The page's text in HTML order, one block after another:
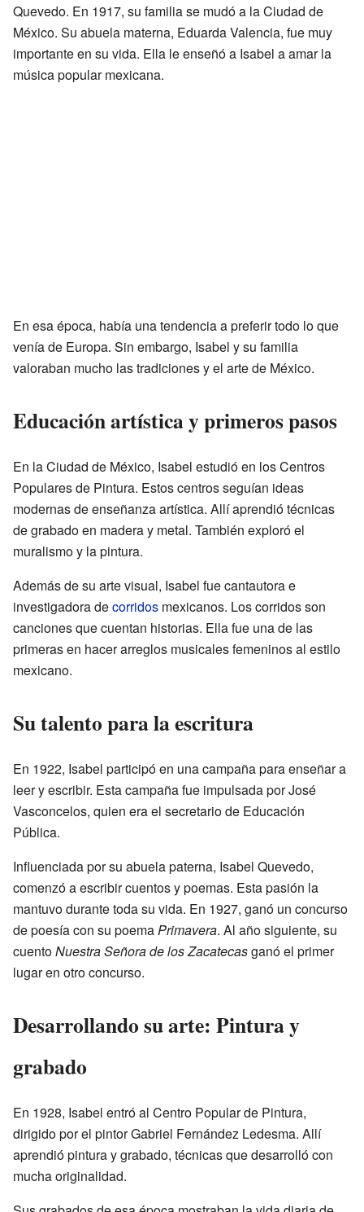
Quevedo. En 1917, su familia se mudó a la Ciudad de
México. Su abuela materna, Eduarda Valencia, fue muy
importante en su vida. Ella le enseñó a Isabel a amar la
música popular mexicana.
En esa época, había una tendencia a preferir todo lo que
venía de Europa. Sin embargo, Isabel y su familia
valoraban mucho las tradiciones y el arte de México.
Educación artística y primeros pasos
En la Ciudad de México, Isabel estudió en los Centros
Populares de Pintura. Estos centros seguían ideas
modernas de enseñanza artística. Allí aprendió técnicas
de grabado en madera y metal. También exploró el
muralismo y la pintura.
Además de su arte visual, Isabel fue cantautora e
investigadora decorridos mexicanos. Los corridos son
canciones que cuentan historias. Ella fue una de las
primeras en hacer arreglos musicales femeninos al estilo
mexicano.
Su talento para la escritura
En 1922, Isabel participó en una campaña para enseñar a
leer y escribir. Esta campaña fue impulsada por José
Vasconcelos, quien era el secretario de Educación
Pública.
Influenciada por su abuela paterna, Isabel Quevedo,
comenzó a escribir cuentos y poemas. Esta pasión la
mantuvo durante toda su vida. En 1927, ganó un concurso
de poesía con su poemaPrimavera. Al año siguiente, su
cuentoNuestra Señora de los Zacatecasganó el primer
lugar en otro concurso.
Desarrollando su arte: Pintura y
grabado
En 1928, Isabel entró al Centro Popular de Pintura,
dirigido por el pintor Gabriel Fernández Ledesma. Allí
aprendió pintura y grabado, técnicas que desarrolló con
mucha originalidad.